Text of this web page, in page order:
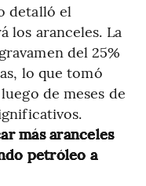
detalló el
los aranceles. La
del 25%
lo que tomó
de meses de
más aranceles
petróleo a